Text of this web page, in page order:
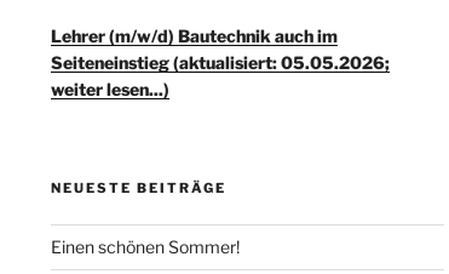
Lehrer (m/w/d) Bautechnik auch im
Seiteneinstieg (aktualisiert: 05.05.2026;
weiter lesen...)
NEUESTE BEITRÄGE
Einen schönen Sommer!